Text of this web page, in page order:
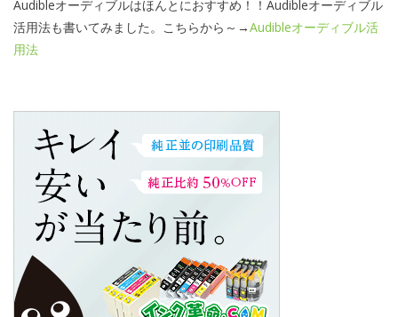
Audibleオーディブルはほんとにおすすめ！！Audibleオーディブル
活用法も書いてみました。こちらから～→Audibleオーディブル活
用法